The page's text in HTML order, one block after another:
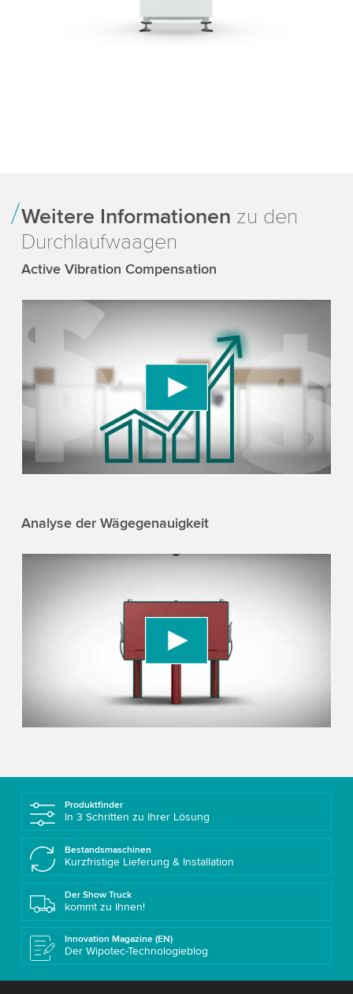
Weitere Informationen zu den
Durchlaufwaagen
Active Vibration Compensation
We use a third party service to embed video
content that may collect data about your activity.
Please review the details and accept the service
to watch this video.
Analyse der Wägegenauigkeit
We use a third party service to embed video
content that may collect data about your activity.
Please review the details and accept the service
Accept More information
Produktfinder
In 3 Schritten zu Ihrer Lösung
Bestandsmaschinen
Kurzfristige Lieferung & Installation
Der Show Truck
kommt zu Ihnen!
Innovation Magazine (EN)
Der Wipotec-Technologieblog